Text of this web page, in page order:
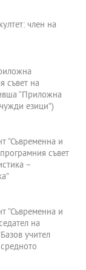
член на
съвет на
“Приложна
езици”)
“Съвременна и
съвет
–
“Съвременна и
на
учител